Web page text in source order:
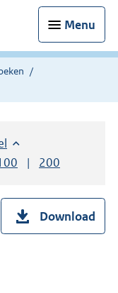
Menu
op:
oplopend
pagina
per pagina
resultaten per
Toon
200
Download